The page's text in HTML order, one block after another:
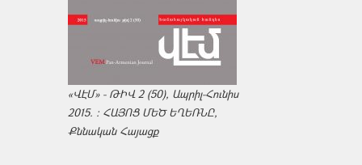
«ՎԷՄ» - ԹԻՎ 2 (50), Ապրիլ-Հունիս
2015. : ՀԱՅՈՑ ՄԵԾ ԵՂԵՌՆԸ,
Քննական Հայացք